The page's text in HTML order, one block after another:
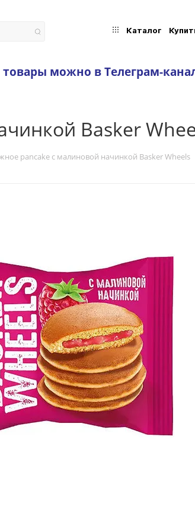
Каталог
товары можно в Телеграм-
Basker
pancake с малиновой начинкой Basker Wheels